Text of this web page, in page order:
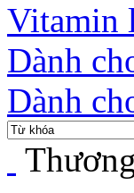
Vitamin
Dành
Dành